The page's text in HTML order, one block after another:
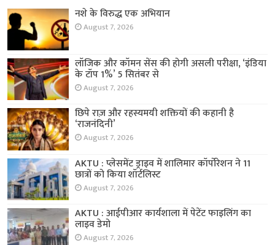
नशे के विरुद्ध एक अभियान
August 7, 2026
लॉजिक और कॉमन सेंस की होगी असली परीक्षा, ‘इंडिया
के टॉप 1%’ 5 सितंबर से
August 7, 2026
छिपे राज़ और रहस्यमयी शक्तियों की कहानी है
‘राजनंदिनी’
August 7, 2026
AKTU : प्लेसमेंट ड्राइव में शालिमार कॉर्पोरेशन ने 11
छात्रों को किया शॉर्टलिस्ट
August 7, 2026
AKTU : आईपीआर कार्यशाला में पेटेंट फाइलिंग का
लाइव डेमो
August 7, 2026